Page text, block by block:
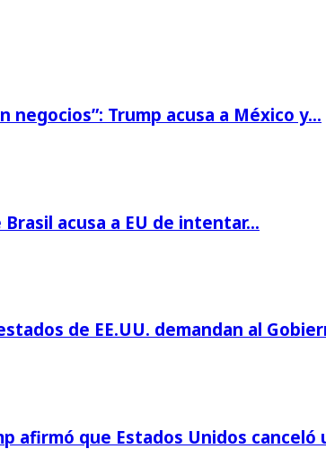
negocios”: Trump acusa a México y…
Brasil acusa a EU de intentar…
de EE.UU. demandan al
afirmó que Estados Unidos canceló